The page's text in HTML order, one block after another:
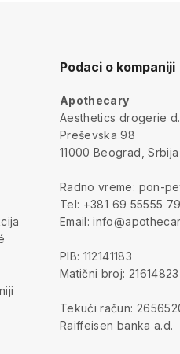
Podaci o kompaniji
Apothecary
Aesthetics drogerie
Preševska 98
11000 Beograd, Srbija
Radno vreme: pon-
Tel: +381 69 55555 79
Email:
PIB: 112141183
Matični broj: 21614823
Tekući račun:
Raiffeisen banka a.d.